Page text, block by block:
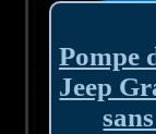
Pompe
Jeep